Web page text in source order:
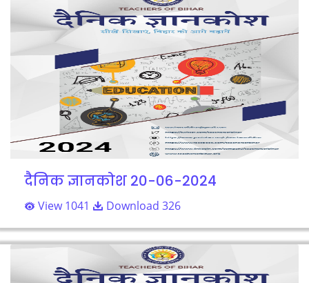
दैनिक ज्ञानकोश 20-06-2024
View 1041 Download 326